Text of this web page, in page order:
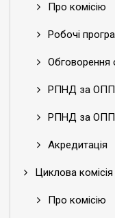
Про комісію
Робочі
Обговорення
РПНД за ОПП
РПНД за ОПП
Акредитація
Циклова
Про комісію